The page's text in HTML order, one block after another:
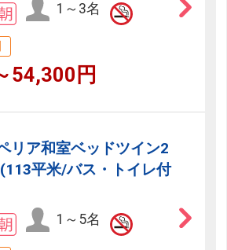
1～3名
54,300円
リア和室ベッドツイン2
平米/バス・トイレ付
1～5名